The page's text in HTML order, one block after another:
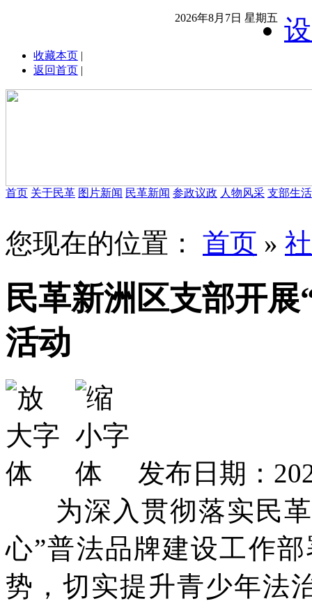
2026年8月7日 星期五
收藏本页 |
返回首页 |
首页 关于民革 图片新闻 民革新闻 参政议政 人物风采 支部生活
您现在的位置： 首页 »
民革新洲区支部开展
活动
发布日期：
为深入贯彻落实民革
心”普法品牌建设工作
势，切实提升青少年法